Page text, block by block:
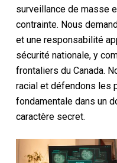
surveillance de masse
contrainte. Nous
et une responsabilité
sécurité nationale, y
frontaliers du Canada.
racial et défendons les
fondamentale dans un
caractère secret.